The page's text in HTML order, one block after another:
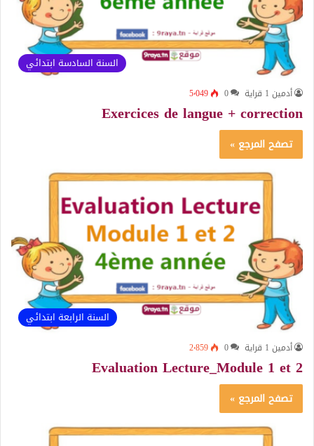
السنة السادسة ابتدائي
أدمين 1 قراية 0 5٬049
Exercices de langue + correction
تصفح المرجع »
السنة الرابعة ابتدائي
أدمين 1 قراية 0 2٬859
Evaluation Lecture_Module 1 et 2
تصفح المرجع »